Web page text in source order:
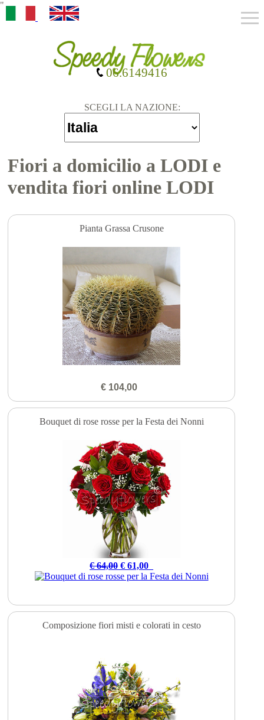
"
SCEGLI LA NAZIONE:
06.6149416
Fiori a domicilio a LODI e
vendita fiori online LODI
Pianta Grassa Crusone
€ 104,00
Bouquet di rose rosse per la Festa dei Nonni
€ 64,00 € 61,00
Composizione fiori misti e colorati in cesto